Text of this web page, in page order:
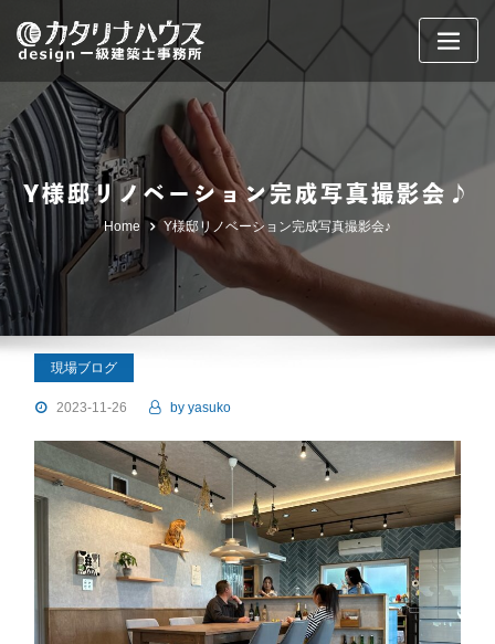
content
Y様邸リノベーション完成写真撮影会♪
Home Y様邸リノベーション完成写真撮影会♪
現場ブログ
2023-11-26 by yasuko